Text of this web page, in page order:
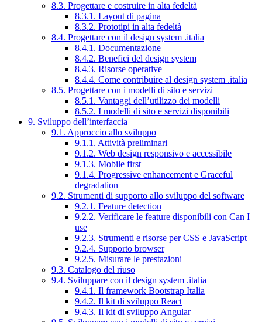
8.3. Progettare e costruire in alta fedeltà
8.3.1. Layout di pagina
8.3.2. Prototipi in alta fedeltà
8.4. Progettare con il design system .italia
8.4.1. Documentazione
8.4.2. Benefici del design system
8.4.3. Risorse operative
8.4.4. Come contribuire al design system .italia
8.5. Progettare con i modelli di sito e servizi
8.5.1. Vantaggi dell’utilizzo dei modelli
8.5.2. I modelli di sito e servizi disponibili
9. Sviluppo dell’interfaccia
9.1. Approccio allo sviluppo
9.1.1. Attività preliminari
9.1.2. Web design responsivo e accessibile
9.1.3. Mobile first
9.1.4. Progressive enhancement e Graceful
degradation
9.2. Strumenti di supporto allo sviluppo del software
9.2.1. Feature detection
9.2.2. Verificare le feature disponibili con Can I
use
9.2.3. Strumenti e risorse per CSS e JavaScript
9.2.4. Supporto browser
9.2.5. Misurare le prestazioni
9.3. Catalogo del riuso
9.4. Sviluppare con il design system .italia
9.4.1. Il framework Bootstrap Italia
9.4.2. Il kit di sviluppo React
9.4.3. Il kit di sviluppo Angular